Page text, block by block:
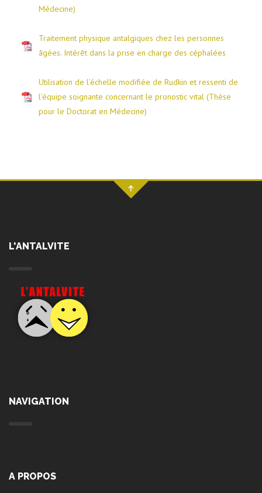
Médecine)
Traitement physique antalgiques chez les personnes
âgées. Intérêt dans la prise en charge des céphalées
Utilisation de l’échelle modifiée de Rudkin et ressenti de
l’équipe soignante concernant le pronostic vital (Thèse
pour le Doctorat en Médecine)
L'ANTALVITE
NAVIGATION
A PROPOS